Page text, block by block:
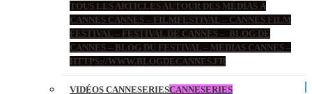
TOUS LES ARTICLES AUTOUR DES MÉDIAS À
CANNES CANNES – FILMFESTIVAL – CANNES FILM
FESTIVAL – FESTIVAL DE CANNES – BLOG DE
CANNES – BLOG DU FESTIVAL – MEDIAS CANNES –
HTTPS://WWW.BLOGDECANNES.FR
VIDÉOS CANNESERIESCANNESERIES